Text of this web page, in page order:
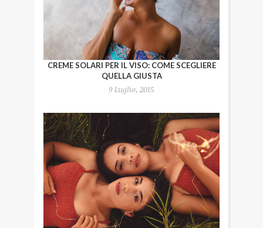
CREME SOLARI PER IL VISO: COME SCEGLIERE
QUELLA GIUSTA
9 Luglio, 2015